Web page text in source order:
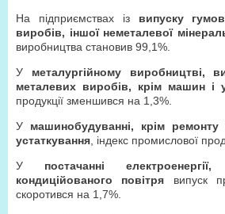
На підприємствах із випуску
виробів, іншої неметалевої
виробництва становив 99,1%.
У металургійному виробництві,
металевих виробів, крім машин і
продукції зменшився на 1,3%.
У машинобудуванні, крім
устаткування , індекс промислової
У постачанні
кондиційованого повітря випуск
скоротився на 1,7%.